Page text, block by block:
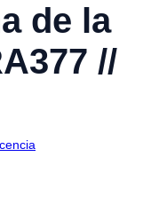
de la
//